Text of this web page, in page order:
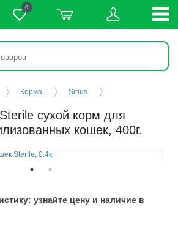
0
Корма Sirius
сухой корм для
кошек, 400г.
узнайте цену и наличие в